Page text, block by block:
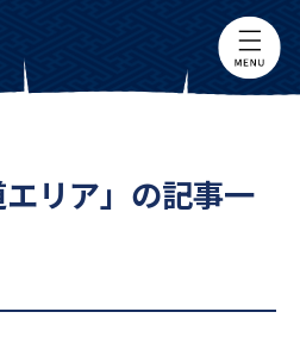
リア」の記事一